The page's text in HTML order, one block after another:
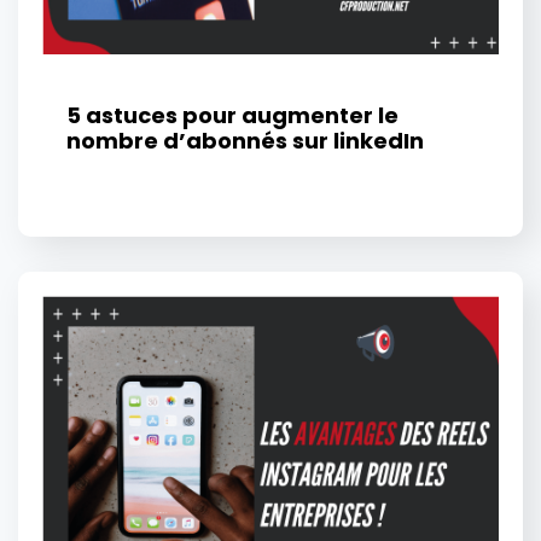
5 astuces pour augmenter le
nombre d’abonnés sur linkedIn